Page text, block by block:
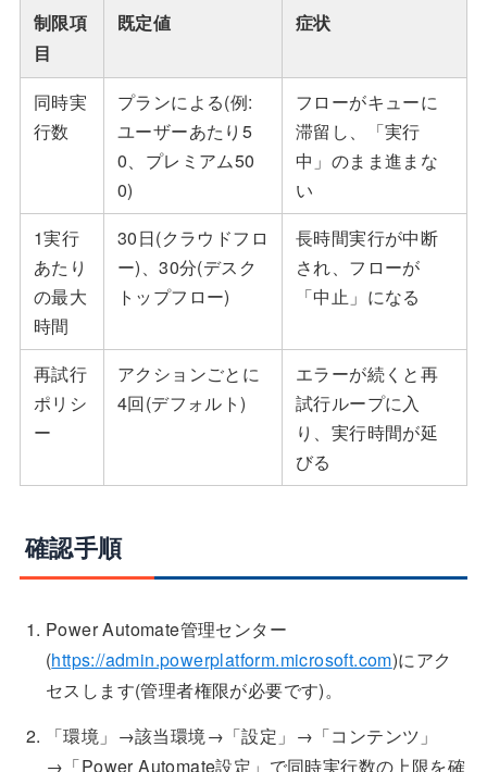
制限項
目
既定値 症状
同時実
行数
プランによる(例:
ユーザーあたり5
0、プレミアム50
0)
フローがキューに
滞留し、「実行
中」のまま進まな
い
1実行
あたり
の最大
時間
30日(クラウドフロ
ー)、30分(デスク
トップフロー)
長時間実行が中断
され、フローが
「中止」になる
再試行
ポリシ
ー
アクションごとに
4回(デフォルト)
エラーが続くと再
試行ループに入
り、実行時間が延
びる
確認手順
Power Automate管理センター
(https://admin.powerplatform.microsoft.com)にアク
セスします(管理者権限が必要です)。
「環境」→該当環境→「設定」→「コンテンツ」
→「Power Automate設定」で同時実行数の上限を確